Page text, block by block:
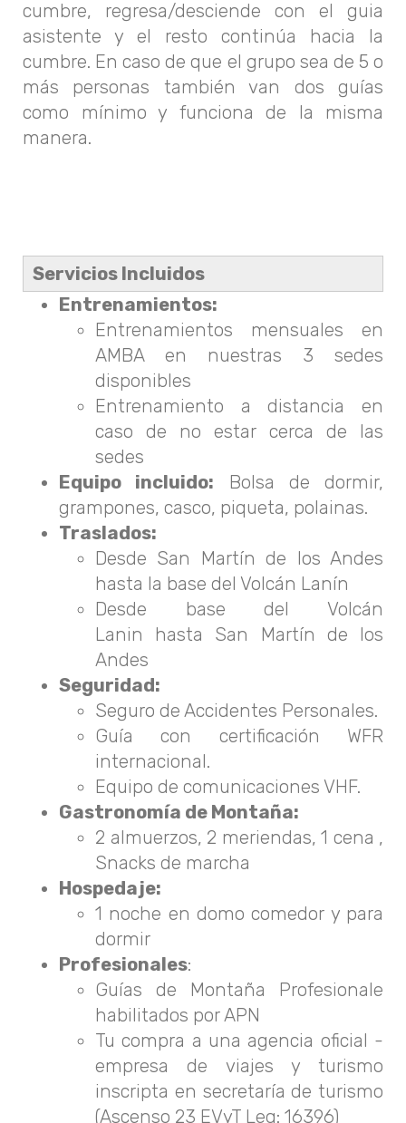
cumbre, regresa/desciende con el guia
asistente y el resto continúa hacia la
cumbre. En caso de que el grupo sea de 5 o
más personas también van dos guías
como mínimo y funciona de la misma
manera.
Servicios Incluidos
Entrenamientos:
Entrenamientos mensuales en
AMBA en nuestras 3 sedes
disponibles
Entrenamiento a distancia en
caso de no estar cerca de las
sedes
Equipo incluido: Bolsa de dormir,
grampones, casco, piqueta, polainas.
Traslados:
Desde San Martín de los Andes
hasta la base del Volcán Lanín
Desde base del Volcán
Lanin hasta San Martín de los
Andes
Seguridad:
Seguro de Accidentes Personales.
Guía con certificación WFR
internacional.
Equipo de comunicaciones VHF.
Gastronomía de Montaña:
2 almuerzos, 2 meriendas, 1 cena ,
Snacks de marcha
Hospedaje:
1 noche en domo comedor y para
dormir
Profesionales:
Guías de Montaña Profesionale
habilitados por APN
Tu compra a una agencia oficial -
empresa de viajes y turismo
inscripta en secretaría de turismo
(Ascenso 23 EVyT Leg: 16396)